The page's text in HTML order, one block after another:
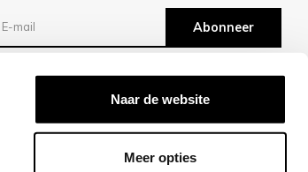
Naar de website
Meer opties
Abonneer
Reviews
/10 -klantbeoordelingen